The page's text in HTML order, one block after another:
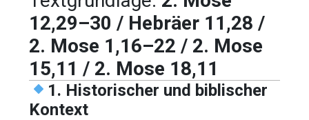
12,29–30 / Hebräer 11,28 /
2. Mose 1,16–22 / 2. Mose
15,11 / 2. Mose 18,11
1. Historischer und biblischer
Kontext